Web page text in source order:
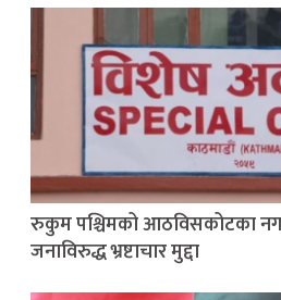
रुकुम पश्चिमको आठविसकोटका
जनाविरुद्ध भ्रष्टाचार मुद्दा